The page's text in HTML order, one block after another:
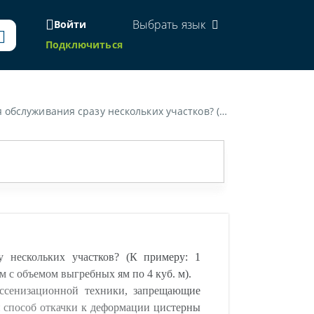
Войти
Подключиться
Выбрать язык
производить откачку жидких отходов одним рейсом из нескольких выгребных ям? Не приведет ли такой способ откачки к деформации цистерны от избыточного разряжения?»
участков? (К примеру: 1
с объемом выгребных ям по 4 куб. м).
техники, запрещающие
откачки к деформации цистерны